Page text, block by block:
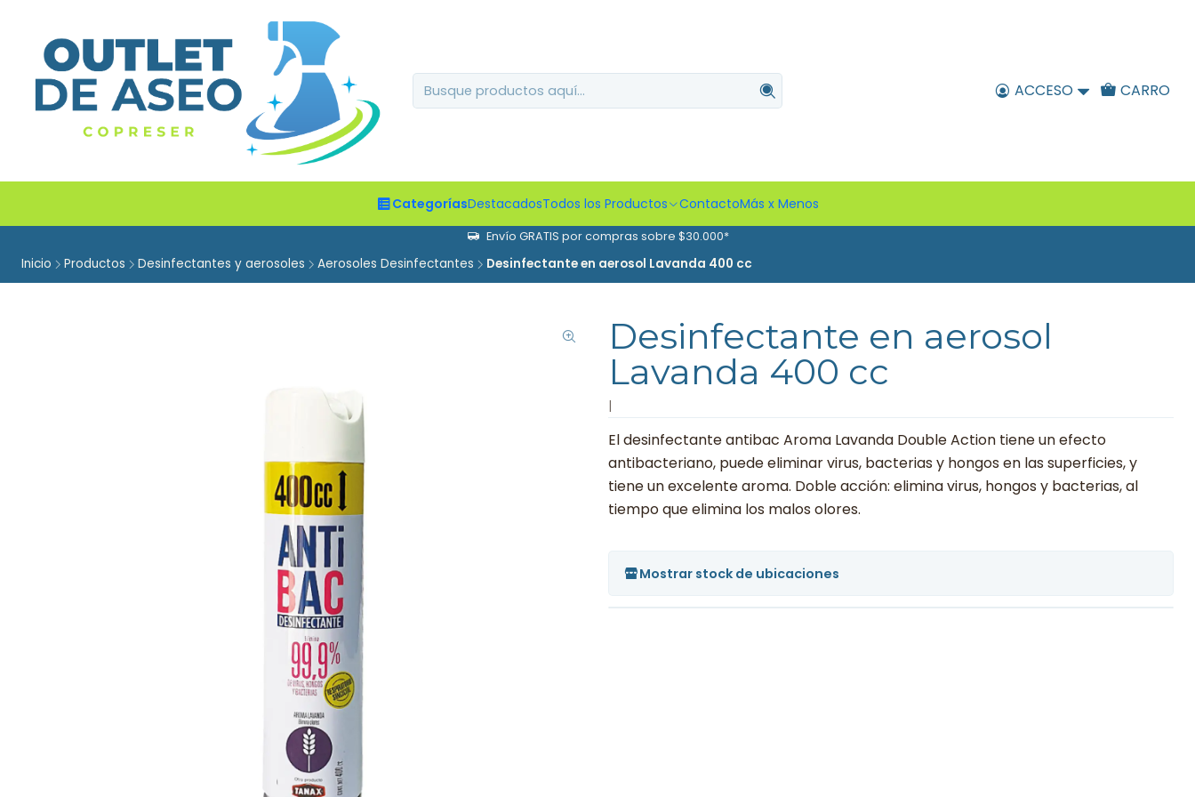
ACCESO CARRO
CategoríasDestacadosTodos los Productos ContactoMás x Menos
Envío GRATIS por compras sobre $30.000*
Inicio Productos Desinfectantes y aerosoles Aerosoles Desinfectantes Desinfectante en aerosol Lavanda 400 cc
Desinfectante en aerosol
Lavanda 400 cc
El desinfectante antibac Aroma Lavanda Double Action tiene un efecto
antibacteriano, puede eliminar virus, bacterias y hongos en las superficies, y
tiene un excelente aroma. Doble acción: elimina virus, hongos y bacterias, al
tiempo que elimina los malos olores.
Mostrar stock de ubicaciones